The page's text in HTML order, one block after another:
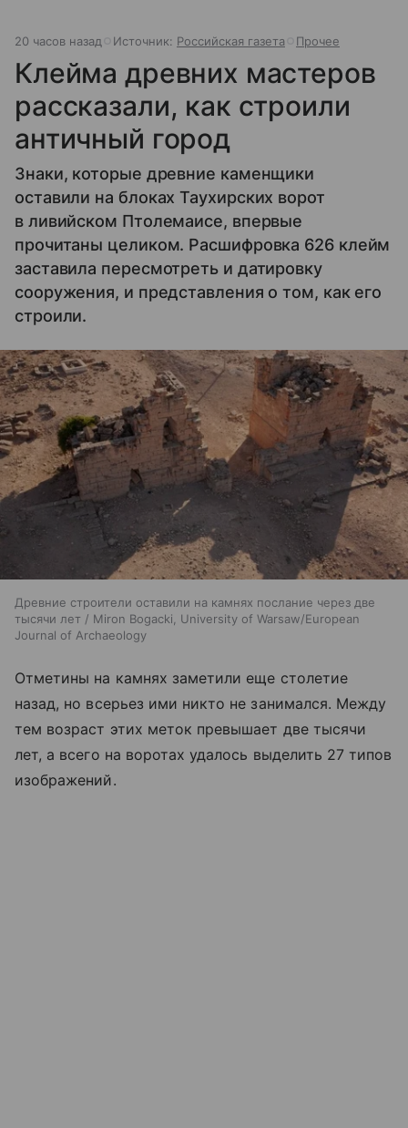
20 часов назад Источник: Российская газета Прочее
Клейма древних мастеров
рассказали, как строили
античный город
Знаки, которые древние каменщики
оставили на блоках Таухирских ворот
в ливийском Птолемаисе, впервые
прочитаны целиком. Расшифровка 626 клейм
заставила пересмотреть и датировку
сооружения, и представления о том, как его
строили.
Древние строители оставили на камнях послание через две
тысячи лет / Miron Bogacki, University of Warsaw/European
Journal of Archaeology
Отметины на камнях заметили еще столетие
назад, но всерьез ими никто не занимался. Между
тем возраст этих меток превышает две тысячи
лет, а всего на воротах удалось выделить 27 типов
изображений.